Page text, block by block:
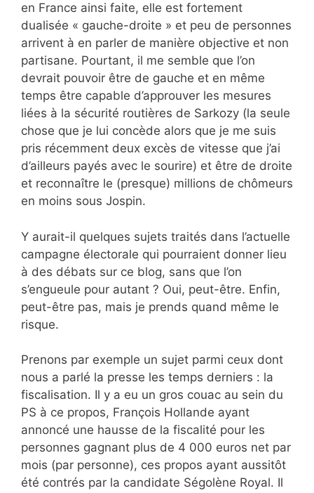
en France ainsi faite, elle est fortement
dualisée « gauche-droite » et peu de personnes
arrivent à en parler de manière objective et non
partisane. Pourtant, il me semble que l’on
devrait pouvoir être de gauche et en même
temps être capable d’approuver les mesures
liées à la sécurité routières de Sarkozy (la seule
chose que je lui concède alors que je me suis
pris récemment deux excès de vitesse que j’ai
d’ailleurs payés avec le sourire) et être de droite
et reconnaître le (presque) millions de chômeurs
en moins sous Jospin.
Y aurait-il quelques sujets traités dans l’actuelle
campagne électorale qui pourraient donner lieu
à des débats sur ce blog, sans que l’on
s’engueule pour autant ? Oui, peut-être. Enfin,
peut-être pas, mais je prends quand même le
risque.
Prenons par exemple un sujet parmi ceux dont
nous a parlé la presse les temps derniers : la
fiscalisation. Il y a eu un gros couac au sein du
PS à ce propos, François Hollande ayant
annoncé une hausse de la fiscalité pour les
personnes gagnant plus de 4 000 euros net par
mois (par personne), ces propos ayant aussitôt
été contrés par la candidate Ségolène Royal. Il